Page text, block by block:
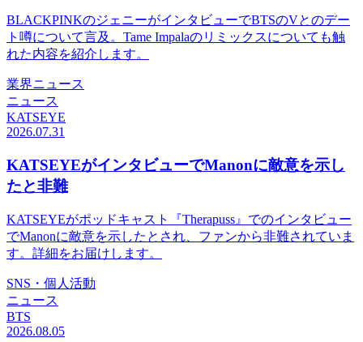
BLACKPINKのジェニーがインタビューでBTSのVとのデー
ト噂について言及。Tame Impalaのリミックスについても触
れた内容を紹介します。
業界ニュース
ニュース
KATSEYE
2026.07.31
KATSEYEがインタビューでManonに敵意を示し
たと非難
KATSEYEがポッドキャスト『Therapuss』でのインタビュー
でManonに敵意を示したとされ、ファンから非難されていま
す。詳細をお届けします。
SNS・個人活動
ニュース
BTS
2026.08.05